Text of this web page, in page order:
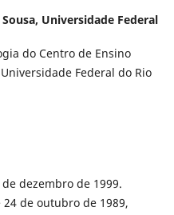
Universidade Federal
do Centro de Ensino
Federal do Rio
de dezembro de 1999.
de outubro de 1989,